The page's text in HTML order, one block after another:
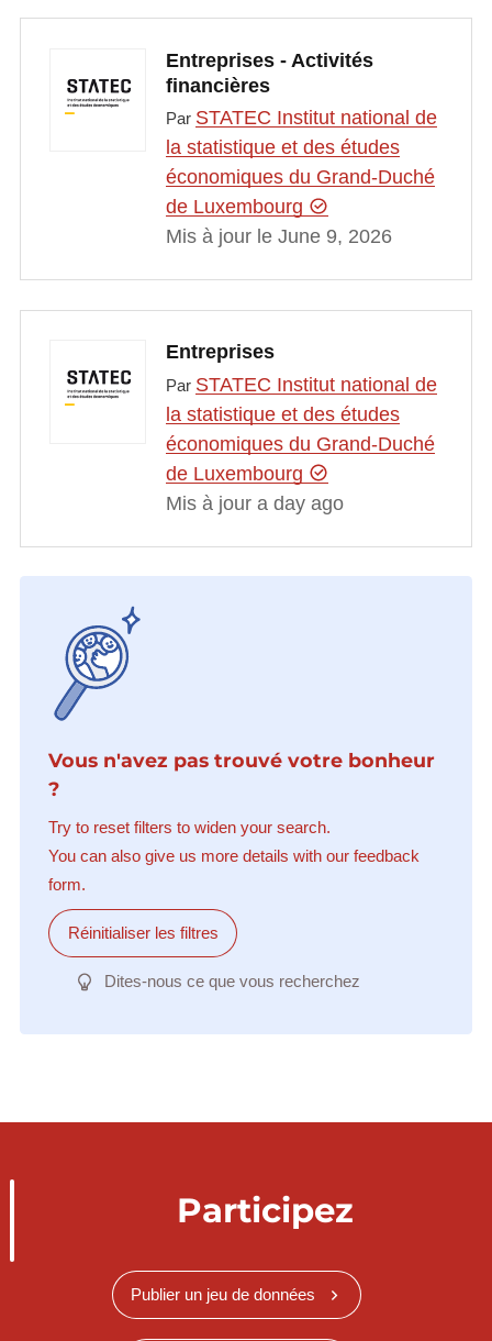
Entreprises - Activités
financières
Par STATEC Institut national de
la statistique et des études
économiques du Grand-Duché
de Luxembourg
Mis à jour le June 9, 2026
Entreprises
Par STATEC Institut national de
la statistique et des études
économiques du Grand-Duché
de Luxembourg
Mis à jour a day ago
Vous n'avez pas trouvé votre bonheur
?
Try to reset filters to widen your search.
You can also give us more details with our feedback
form.
Réinitialiser les filtres
Dites-nous ce que vous recherchez
Participez
Publier un jeu de données